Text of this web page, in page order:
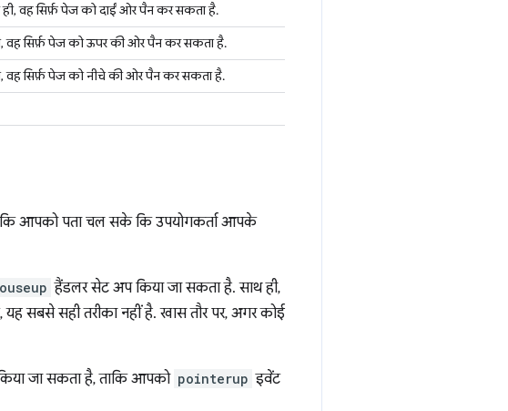
ही, वह सिर्फ़ पेज को दाईं ओर पैन कर सकता है.
वह सिर्फ़ पेज को ऊपर की ओर पैन कर सकता है.
वह सिर्फ़ पेज को नीचे की ओर पैन कर सकता है.
आपको पता चल सके कि उपयोगकर्ता आपके
हैंडलर सेट अप किया जा सकता है. साथ ही,
सबसे सही तरीका नहीं है. खास तौर पर, अगर कोई
जा सकता है, ताकि आपको pointerup इवेंट